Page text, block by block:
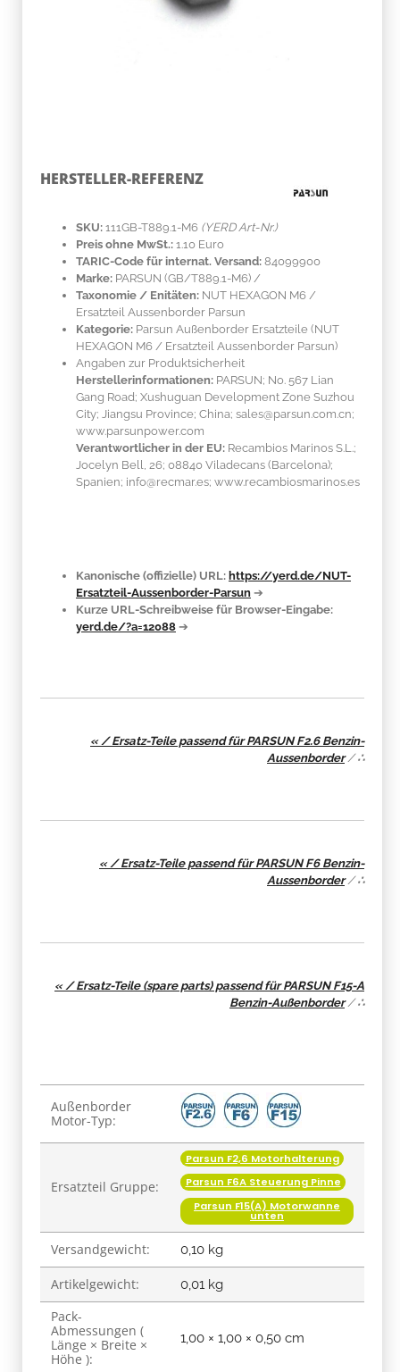
HERSTELLER-REFERENZ
SKU: 111GB-T889.1-M6 (YERD Art-Nr.)
Preis ohne MwSt.: 1.10 Euro
TARIC-Code für internat. Versand: 84099900
Marke: PARSUN (GB/T889.1-M6) /
Taxonomie / Enitäten: NUT HEXAGON M6 /
Ersatzteil Aussenborder Parsun
Kategorie: Parsun Außenborder Ersatzteile (NUT
HEXAGON M6 / Ersatzteil Aussenborder Parsun)
Angaben zur Produktsicherheit
Herstellerinformationen: PARSUN; No. 567 Lian
Gang Road; Xushuguan Development Zone Suzhou
City; Jiangsu Province; China; sales@parsun.com.cn;
www.parsunpower.com
Verantwortlicher in der EU: Recambios Marinos S.L.;
Jocelyn Bell, 26; 08840 Viladecans (Barcelona);
Spanien; info@recmar.es; www.recambiosmarinos.es
Kanonische (offizielle) URL: https://yerd.de/NUT-
Ersatzteil-Aussenborder-Parsun ➔
Kurze URL-Schreibweise für Browser-Eingabe:
yerd.de/?a=12088 ➔
« / Ersatz-Teile passend für PARSUN F2.6 Benzin-
Aussenborder/∴
« / Ersatz-Teile passend für PARSUN F6 Benzin-
Aussenborder/∴
« / Ersatz-Teile (spare parts) passend für PARSUN F15-A
Benzin-Außenborder/∴
Produkteigenschaft
Wert
Außenborder
Motor-Typ:
Ersatzteil Gruppe:
Parsun F2,6 Motorhalterung
Parsun F6A Steuerung Pinne
Parsun F15(A) Motorwanne
unten
Versandgewicht: 0,10 kg
Artikelgewicht: 0,01 kg
Pack-
Abmessungen (
Länge × Breite ×
Höhe ):
1,00 × 1,00 × 0,50 cm